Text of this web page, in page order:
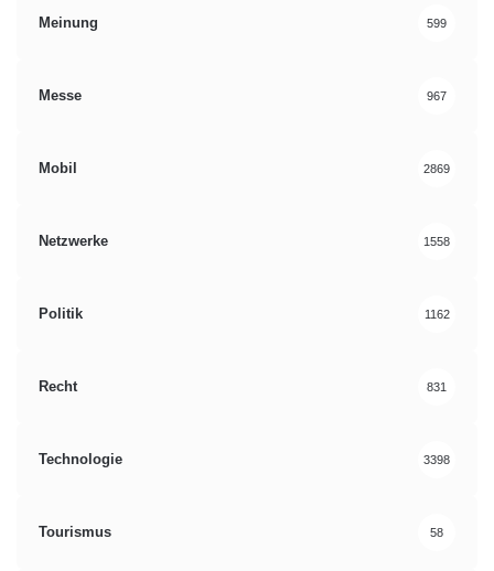
Meinung 599
Messe 967
Mobil 2869
Netzwerke 1558
Politik 1162
Recht 831
Technologie 3398
Tourismus 58